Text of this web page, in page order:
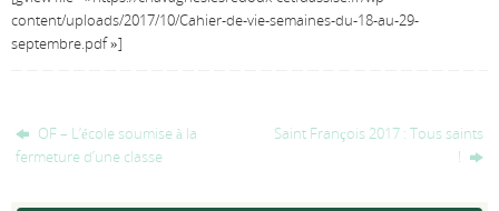
content/uploads/2017/10/Cahier-de-vie-semaines-du-18-au-29-
septembre.pdf »]
OF – L’école soumise à la
fermeture d’une classe
Saint François 2017 : Tous saints
!